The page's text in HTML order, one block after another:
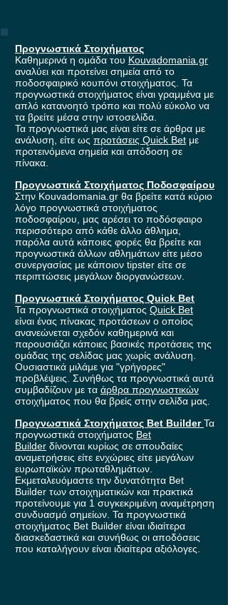
Προγνωστικά Στοιχήματος
Καθημερινά η ομάδα του Kouvadomania.gr
αναλύει και προτείνει σημεία από το
ποδοσφαιρικό κουπόνι στοιχήματος. Τα
προγνωστικά στοιχήματος είναι γραμμένα με
απλό κατανοητό τρόπο και πολύ εύκολο να
τα βρείτε μέσα στην ιστοσελίδα.
Τα προγνωστικά μας είναι είτε σε άρθρα με
ανάλυση, είτε ως προτάσεις Quick Bet με
προτεινόμενα σημεία και απόδοση σε
πίνακα.
Προγνωστικά Στοιχήματος Ποδοσφαίρου
Στην Kouvadomania.gr θα βρείτε κατά κύριο
λόγο προγνωστικά στοιχήματος
ποδοσφαίρου, μας αρέσει το ποδόσφαιρο
περισσότερο από κάθε άλλο άθλημα,
παρόλα αυτά κάποιες φορές θα βρείτε και
προγνωστικά άλλων αθλημάτων είτε μέσο
συνεργασίας με κάποιον tipster είτε σε
περιπτώσεις μεγάλων διοργανώσεων.
Προγνωστικά Στοιχήματος Quick Bet
Τα προγνωστικά στοιχήματος Quick Bet
είναι ένας πίνακας προτάσεων ο οποίος
ανανεώνεται σχεδόν καθημερινά και
παρουσιάζει κάποιες βασικές προτάσεις της
ομάδας της σελίδας μας χωρίς ανάλυση.
Ουσιαστικά μιλάμε για "γρήγορες"
προβλέψεις. Συνήθως τα προγνωστικά αυτά
συμβαδίζουν με τα άρθρα προγνωστικών
στοιχήματος που θα βρείς στην σελίδα μας.
Προγνωστικά Στοιχήματος Bet BuilderΤα
προγνωστικά στοιχήματος Bet
Builder δίνονται κυρίως σε σπουδαίες
αναμετρήσεις είτε ενχώριες είτε μεγάλων
ευρωπαϊκών πρωταθλημάτων.
Εκμεταλευόμαστε την δυνατότητα Bet
Builder των στοιχηματικών και πρακτικά
προτείνουμε για 1 συγκεκριμένη αναμέτρηση
συνδυασμό σημείων. Τα προγνωστικά
στοιχήματος Bet Builder είναι ιδιαίτερα
διασκεδαστικά και συνήθως οι αποδόσεις
που καταλήγουν είναι ιδιαίτερα αξιόλογες.